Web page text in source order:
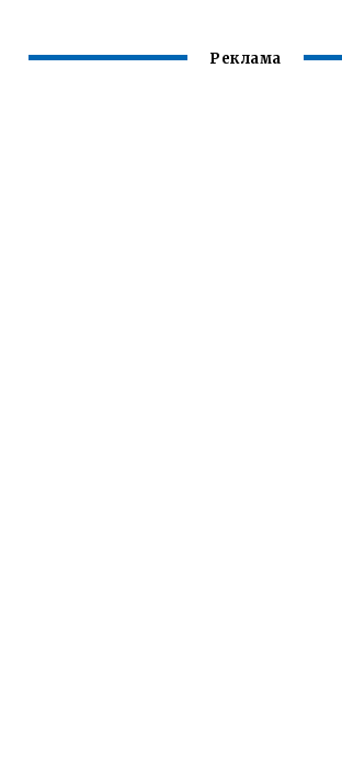
Реклама